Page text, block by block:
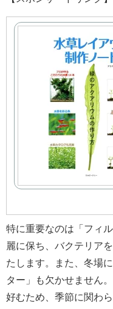
特に重要なのは「フィ
麗に保ち、バクテリア
たします。また、冬場
ター」も欠かせません
好むため、季節に関わ